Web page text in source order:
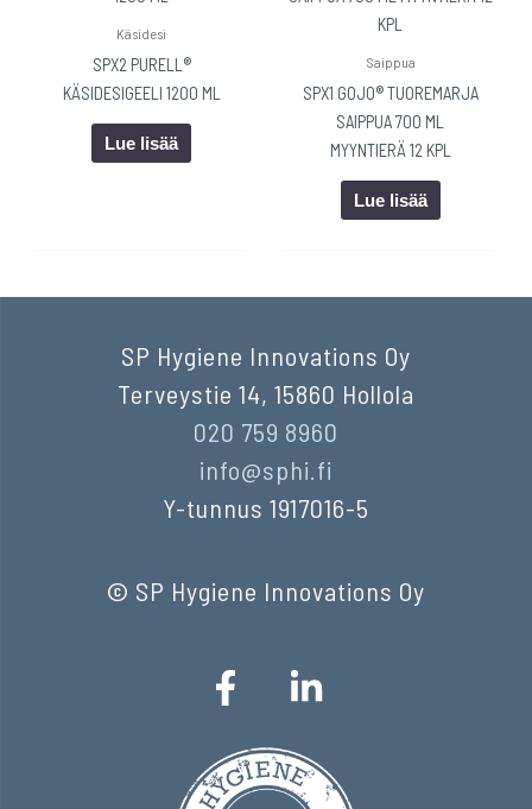
Käsidesi
SPX2 PURELL®
KÄSIDESIGEELI 1200 ML
Lue lisää
Saippua
SPX1 GOJO® TUOREMARJA
SAIPPUA 700 ML
MYYNTIERÄ 12 KPL
Lue lisää
SP Hygiene Innovations Oy
Terveystie 14, 15860 Hollola
020 759 8960
info@sphi.fi
Y-tunnus 1917016-5
© SP Hygiene Innovations Oy
F
a
c
e
L
i
k